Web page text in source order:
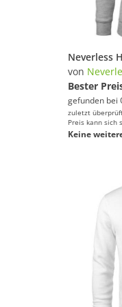
von
Bester
gefunden bei
zuletzt
Preis kann sich
Keine